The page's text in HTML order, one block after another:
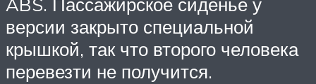
ABS. Пассажирское сиденье у
версии закрыто специальной
крышкой, так что второго человека
перевезти не получится.